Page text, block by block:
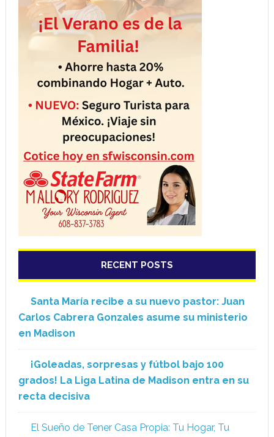
RECENT POSTS
Santa María recibe a su nuevo pastor: Juan
Carlos Cabrera Gonzales asume su ministerio
en Madison
¡Goleadas, sorpresas y fútbol bajo 100
grados! La Liga Latina de Madison entra en su
recta decisiva
El Sueño de Tener Casa Propia: Tu Hogar, Tu